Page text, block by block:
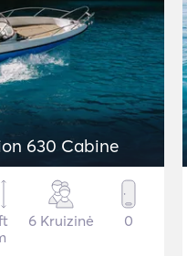
630 Cabine
6 Kruizinė 0